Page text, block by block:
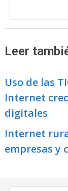
Leer
Uso de las
Internet
digitales
Internet
empresas y